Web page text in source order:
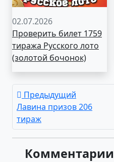
02.07.2026
Проверить билет 1759
тиража Русского лото
(золотой бочонок)
Предыдущий
Лавина призов 206
тираж
Комментарии